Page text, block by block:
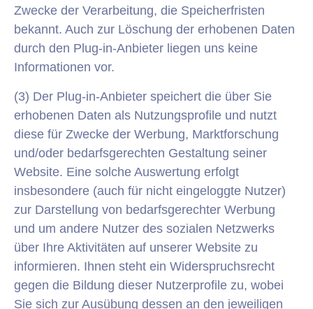
Zwecke der Verarbeitung, die Speicherfristen
bekannt. Auch zur Löschung der erhobenen Daten
durch den Plug-in-Anbieter liegen uns keine
Informationen vor.
(3) Der Plug-in-Anbieter speichert die über Sie
erhobenen Daten als Nutzungsprofile und nutzt
diese für Zwecke der Werbung, Marktforschung
und/oder bedarfsgerechten Gestaltung seiner
Website. Eine solche Auswertung erfolgt
insbesondere (auch für nicht eingeloggte Nutzer)
zur Darstellung von bedarfsgerechter Werbung
und um andere Nutzer des sozialen Netzwerks
über Ihre Aktivitäten auf unserer Website zu
informieren. Ihnen steht ein Widerspruchsrecht
gegen die Bildung dieser Nutzerprofile zu, wobei
Sie sich zur Ausübung dessen an den jeweiligen